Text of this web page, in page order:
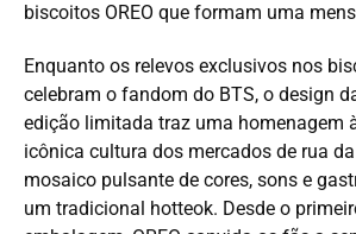
biscoitos OREO que formam uma
Enquanto os relevos exclusivos nos
celebram o fandom do BTS, o design
edição limitada traz uma homenagem
icônica cultura dos mercados de rua
mosaico pulsante de cores, sons e
um tradicional hotteok. Desde o